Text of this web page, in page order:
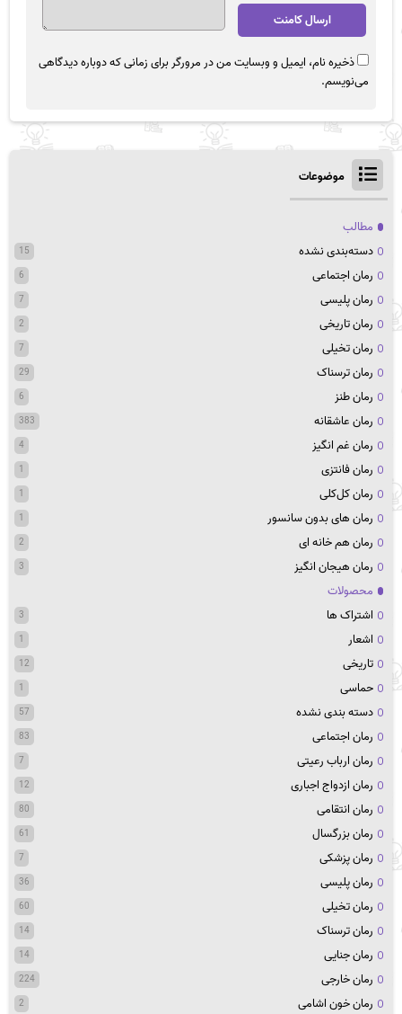
ذخیره نام، ایمیل و وبسایت من در مرورگر برای زمانی که دوباره دیدگاهی
می‌نویسم.
موضوعات
مطالب
دسته‌بندی نشده
15
رمان اجتماعی 6
رمان پلیسی 7
رمان تاریخی 2
رمان تخیلی 7
رمان ترسناک 29
رمان طنز 6
رمان عاشقانه 383
رمان غم انگیز 4
رمان فانتزی 1
رمان کل‌کلی 1
رمان های بدون سانسور 1
رمان هم خانه ای 2
رمان هیجان انگیز 3
محصولات
اشتراک ها
3
اشعار 1
تاریخی 12
حماسی 1
دسته بندی نشده 57
رمان اجتماعی 83
رمان ارباب رعیتی 7
رمان ازدواج اجباری 12
رمان انتقامی 80
رمان بزرگسال 61
رمان پزشکی 7
رمان پلیسی 36
رمان تخیلی 60
رمان ترسناک 14
رمان جنایی 14
رمان خارجی 224
رمان خون اشامی 2